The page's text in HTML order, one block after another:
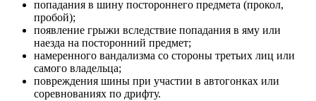
попадания в шину постороннего предмета (прокол,
пробой);
появление грыжи вследствие попадания в яму или
наезда на посторонний предмет;
намеренного вандализма со стороны третьих лиц или
самого владельца;
повреждения шины при участии в автогонках или
соревнованиях по дрифту.